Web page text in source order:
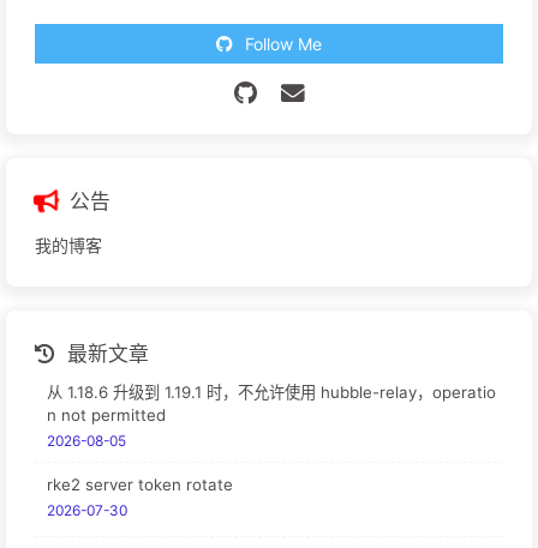
Follow Me
公告
我的博客
最新文章
从 1.18.6 升级到 1.19.1 时，不允许使用 hubble-relay，operatio
n not permitted
2026-08-05
rke2 server token rotate
2026-07-30